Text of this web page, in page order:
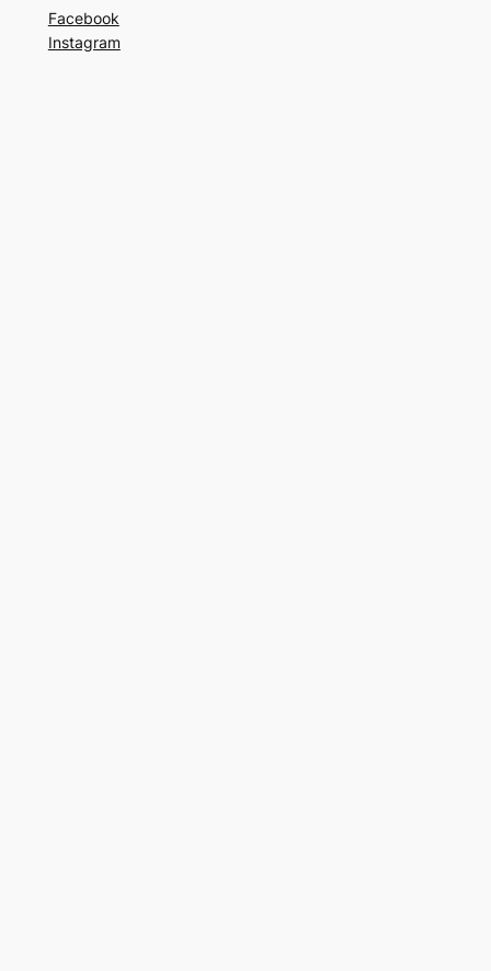
Facebook
Instagram